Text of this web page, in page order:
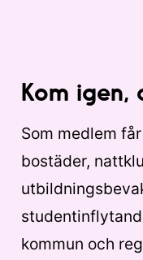
Kom
Som medlem
bostäder,
kommun och